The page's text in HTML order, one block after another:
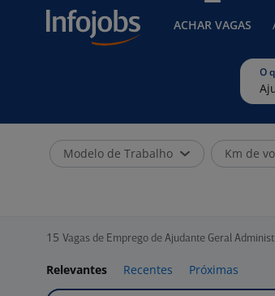
ACHAR VAGAS
O
Modelo de Trabalho Km de
15 Vagas de Emprego de Ajudante Geral
Relevantes Recentes Próximas